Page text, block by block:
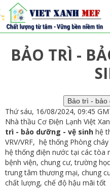
BẢO TRÌ -
Bảo trì - bảo
Thứ sáu, 16/08/2024, 09:45
Nhà thầu Cơ Điện Lạnh Việt
trì - bảo dưỡng - vệ sinh hệ
VRV/VRF, hệ thống Phòng
hệ thống điện nước tại các tòa
bệnh viện, chung cư, trường
trung tâm thương mại, chung
chất lượng, chế độ hậu mãi tốt